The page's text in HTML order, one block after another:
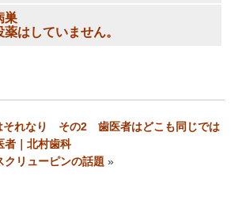
巣
はしていません。
それなり その2 歯医者はどこも同じでは
｜北村歯科
リューピンの話題 »